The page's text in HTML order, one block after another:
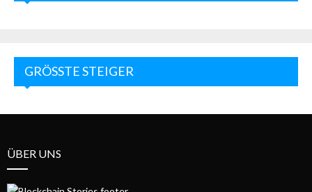
GRÖSSTE STEIGER
ÜBER UNS